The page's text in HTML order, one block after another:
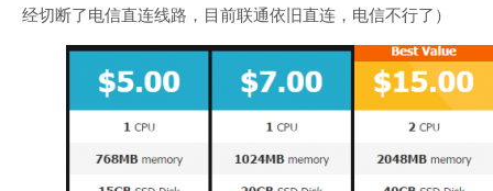
经切断了电信直连线路，目前联通依旧直连，电信不行了）